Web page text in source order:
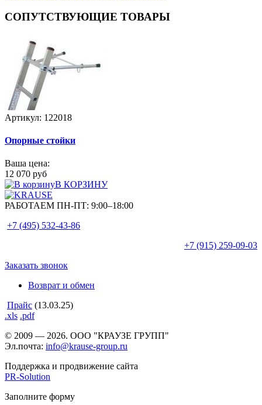
СОПУТСТВУЮЩИЕ ТОВАРЫ
Артикул: 122018
Опорные стойки
Ваша цена:
12 070 руб
В КОРЗИНУ
РАБОТАЕМ ПН-ПТ: 9:00–18:00
+7 (495) 532-43-86
+7 (915) 259-09-03
Заказать звонок
Возврат и обмен
Прайс (13.03.25)
.xls .pdf
© 2009 — 2026. ООО "КРАУЗЕ ГРУПП"
Эл.почта: info@krause-group.ru
Поддержка и продвижение сайта
PR-Solution
Заполните форму